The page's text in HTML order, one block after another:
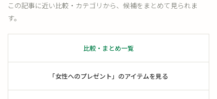
この記事に近い比較・カテゴリから、候補をまとめて見られま
す。
比較・まとめ一覧
「女性へのプレゼント」のアイテムを見る